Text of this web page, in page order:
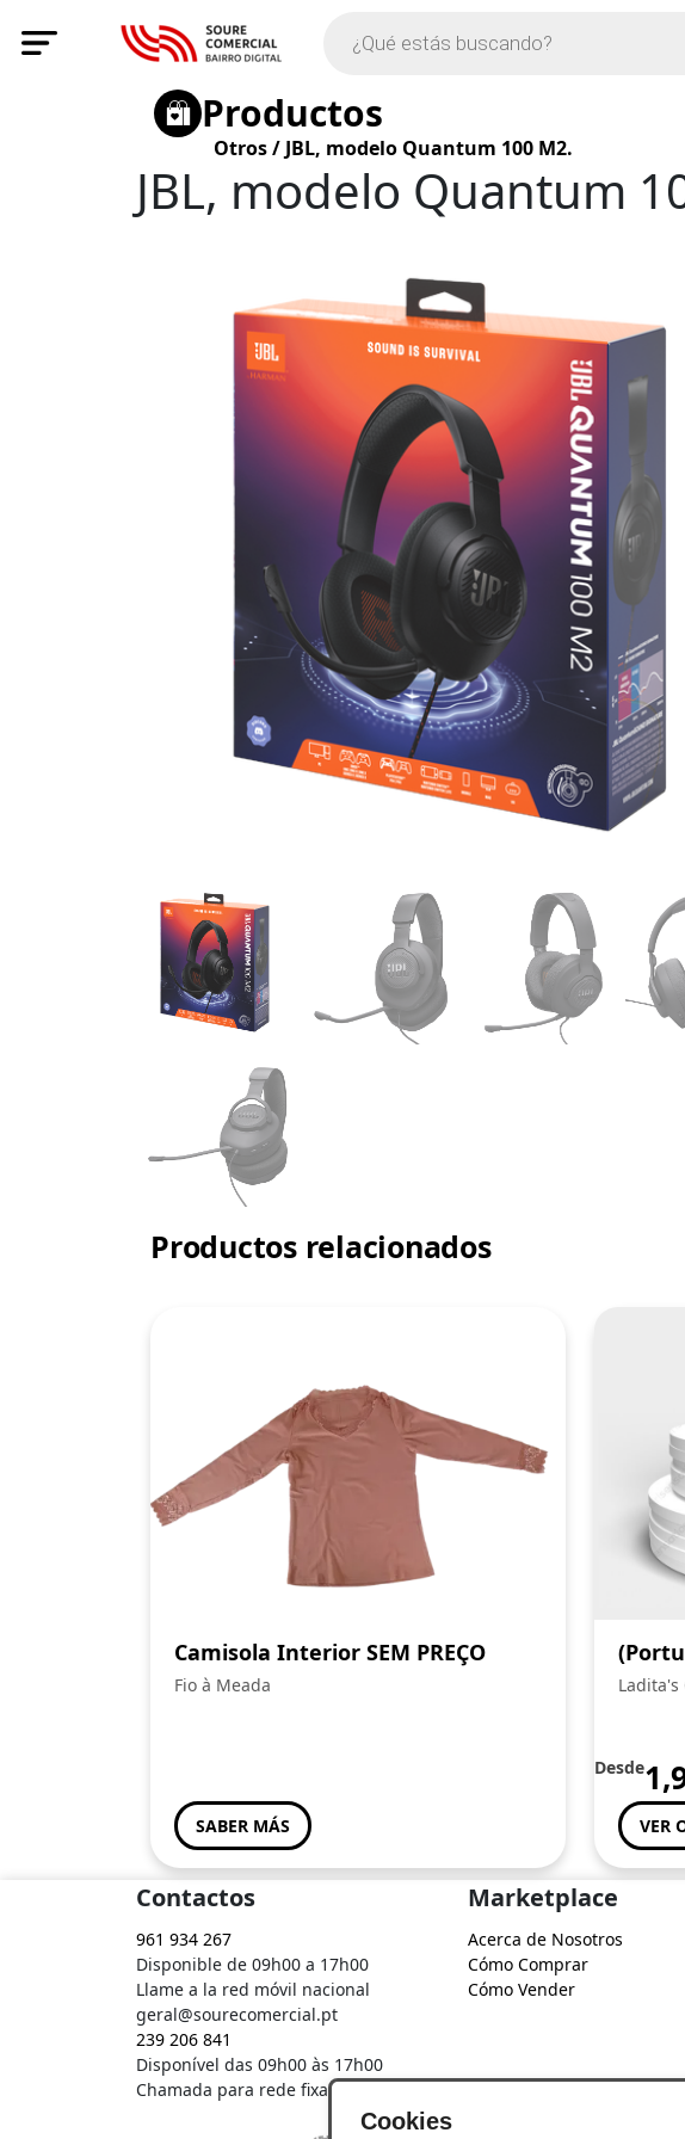
Productos
Otros/ JBL, modelo Quantum 100 M2.
JBL, modelo Quantum
Productos relacionados
Camisola Interior SEM PREÇO
Fio à Meada
SABER MÁS
Ladita's
Desde
VER
Contactos
961 934 267
Disponible de 09h00 a 17h00
Llame a la red móvil nacional
geral@sourecomercial.pt
239 206 841
Disponível das 09h00 às 17h00
Chamada para rede fixa nacional
Marketplace
Acerca de Nosotros
Cómo Comprar
Cómo Vender
Cookies